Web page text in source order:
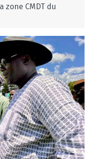
zone CMDT du